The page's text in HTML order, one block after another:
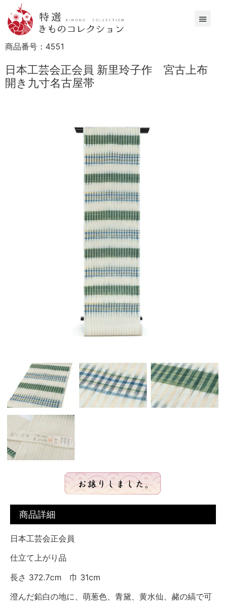
商品番号： 4551
日本工芸会正会員 新里玲子作 宮古上布
開き九寸名古屋帯
商品詳細
日本工芸会正会員
仕立て上がり品
長さ 372.7cm 巾 31cm
澄んだ鉛白の地に、萌葱色、青黛、黄水仙、赭の縞で可